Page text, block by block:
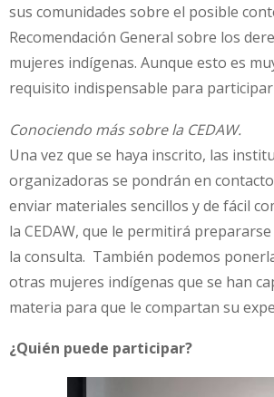
sus comunidades sobre el posible
Recomendación General sobre los
mujeres indígenas. Aunque esto es
requisito indispensable para
Conociendo más sobre la CEDAW.
Una vez que se haya inscrito, las
organizadoras se pondrán en
enviar materiales sencillos y de fácil
la CEDAW, que le permitirá
la consulta. También podemos
otras mujeres indígenas que se han
materia para que le compartan su
¿Quién puede participar?